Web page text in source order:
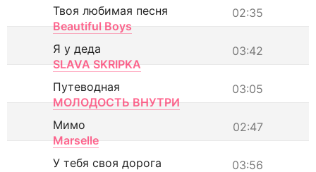
02:35
Твоя любимая песня
Beautiful Boys
03:42
Я у деда
SLAVA SKRIPKA
03:05
Путеводная
МОЛОДОСТЬ ВНУТРИ
02:47
Мимо
Marselle
03:56
У тебя своя дорога